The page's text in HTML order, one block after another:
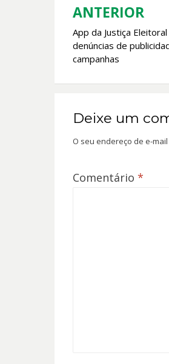
Navegação
de
Post
ANTERIOR
App da Justiça
denúncias de
campanhas
Deixe um
O seu endereço de e-
Comentário *